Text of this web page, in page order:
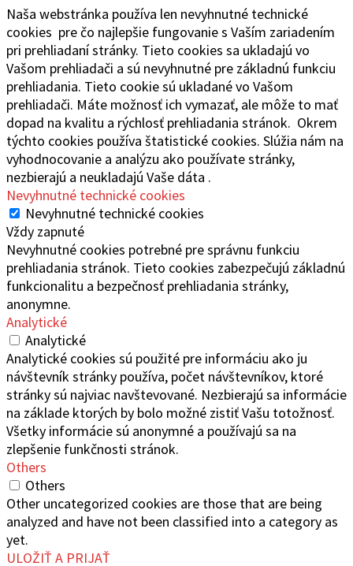
Naša webstránka používa len nevyhnutné technické
cookies pre čo najlepšie fungovanie s Vaším zariadením
pri prehliadaní stránky. Tieto cookies sa ukladajú vo
Vašom prehliadači a sú nevyhnutné pre základnú funkciu
prehliadania. Tieto cookie sú ukladané vo Vašom
prehliadači. Máte možnosť ich vymazať, ale môže to mať
dopad na kvalitu a rýchlosť prehliadania stránok. Okrem
týchto cookies používa štatistické cookies. Slúžia nám na
vyhodnocovanie a analýzu ako používate stránky,
nezbierajú a neukladajú Vaše dáta .
Nevyhnutné technické cookies
Nevyhnutné technické cookies
Vždy zapnuté
Nevyhnutné cookies potrebné pre správnu funkciu
prehliadania stránok. Tieto cookies zabezpečujú základnú
funkcionalitu a bezpečnosť prehliadania stránky,
anonymne.
Analytické
Analytické
Analytické cookies sú použité pre informáciu ako ju
návštevník stránky používa, počet návštevníkov, ktoré
stránky sú najviac navštevované. Nezbierajú sa informácie
na základe ktorých by bolo možné zistiť Vašu totožnosť.
Všetky informácie sú anonymné a používajú sa na
zlepšenie funkčnosti stránok.
Others
Others
Other uncategorized cookies are those that are being
analyzed and have not been classified into a category as
yet.
ULOŽIŤ A PRIJAŤ